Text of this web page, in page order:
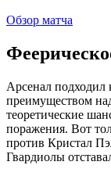
Обзор матча
Арсенал подходил
преимуществом
теоретические
поражения. Вот
против Кристал
Гвардиолы